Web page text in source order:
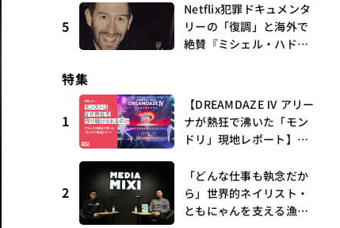
載第6回 観たいものが
多すぎる～稲垣貴俊の配
信時評
5
Netflix犯罪ドキュメンタ
リーの「復調」と海外で
絶賛『ミシェル・ハドリ
すぎる～稲垣貴俊の配信
時評
特集
1
【DREAMDAZE Ⅳ アリー
ナが熱狂で沸いた「モン
ドリ」現地レポート】モ
続けられるのか？コラボ
初の“真獣神化”やDJ KO
O、てつや、兎田ぺこ
2
「どんな仕事も執念だか
ら」世界的ネイリスト・
ともにゃんを支える漁師